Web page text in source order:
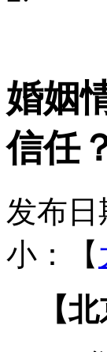
婚姻
信任
发布
小：【
【